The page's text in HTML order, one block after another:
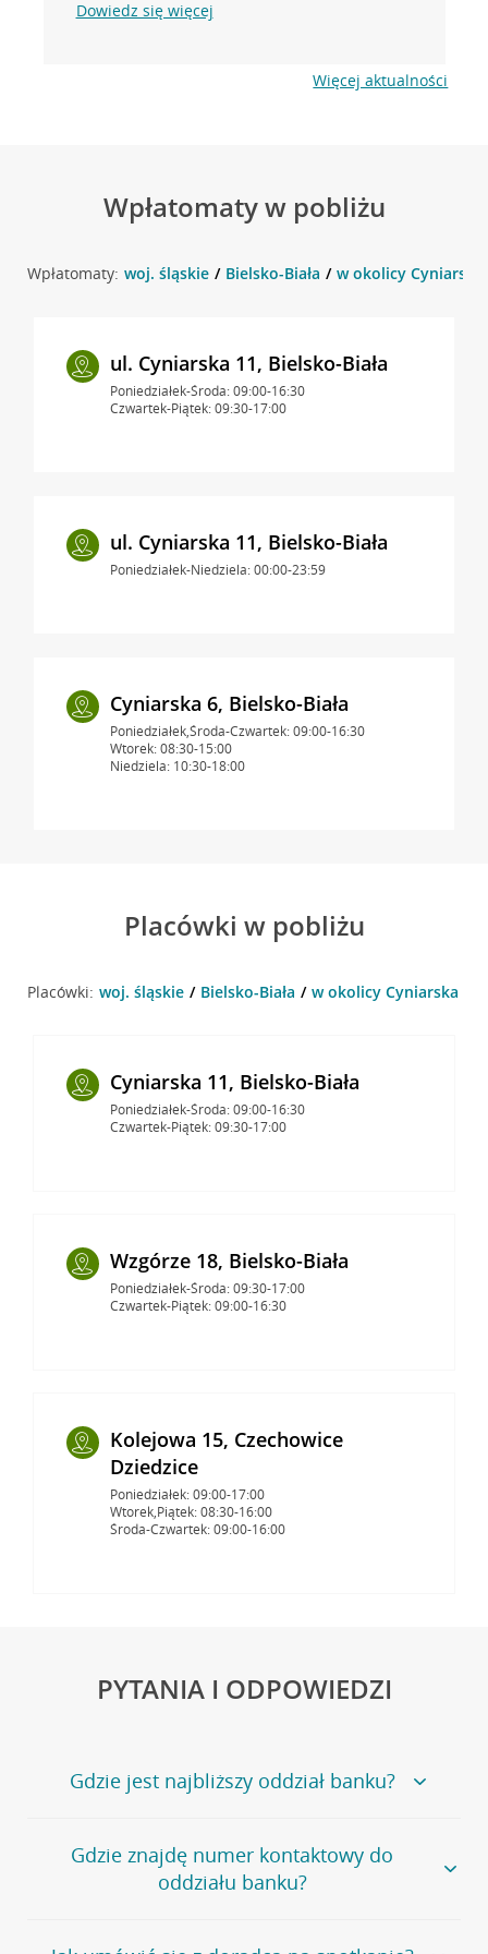
Dowiedz się więcej
Więcej aktualności
Wpłatomaty w pobliżu
Wpłatomaty: woj. śląskie Bielsko-Biała w okolicy Cyniarska
ul. Cyniarska 11, Bielsko-Biała
Poniedziałek-Środa: 09:00-16:30
Czwartek-Piątek: 09:30-17:00
ul. Cyniarska 11, Bielsko-Biała
Poniedziałek-Niedziela: 00:00-23:59
Cyniarska 6, Bielsko-Biała
Poniedziałek,Środa-Czwartek: 09:00-16:30
Wtorek: 08:30-15:00
Niedziela: 10:30-18:00
Placówki w pobliżu
Placówki: woj. śląskie Bielsko-Biała w okolicy Cyniarska 36
Cyniarska 11, Bielsko-Biała
Poniedziałek-Środa: 09:00-16:30
Czwartek-Piątek: 09:30-17:00
Wzgórze 18, Bielsko-Biała
Poniedziałek-Środa: 09:30-17:00
Czwartek-Piątek: 09:00-16:30
Kolejowa 15, Czechowice
Dziedzice
Poniedziałek: 09:00-17:00
Wtorek,Piątek: 08:30-16:00
Środa-Czwartek: 09:00-16:00
PYTANIA I ODPOWIEDZI
Gdzie jest najbliższy oddział banku?
Jeśli szukasz oddziału naszego banku, zapraszamy na
stronęPlacówki i bankomaty, na której znajduje się
wygodna wyszukiwarka.
oddziałów
Gdzie znajdę numer kontaktowy do
oddziału banku?
Bank Credit Agricole nie udostępnia ogólnego numeru